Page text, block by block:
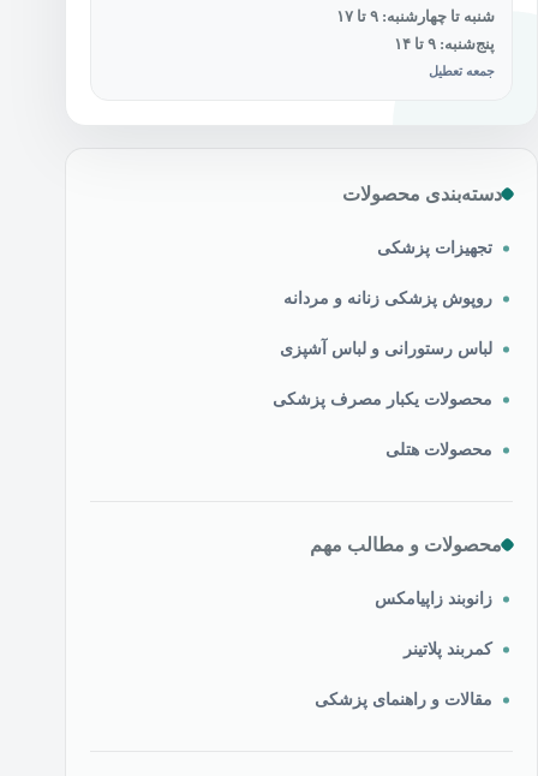
شنبه تا چهارشنبه: ۹ تا ۱۷
پنج‌شنبه: ۹ تا ۱۴
جمعه تعطیل
دسته‌بندی محصولات
تجهیزات پزشکی
روپوش پزشکی زنانه و مردانه
لباس رستورانی و لباس آشپزی
محصولات یکبار مصرف پزشکی
محصولات هتلی
محصولات و مطالب مهم
زانوبند زاپیامکس
کمربند پلاتینر
مقالات و راهنمای پزشکی